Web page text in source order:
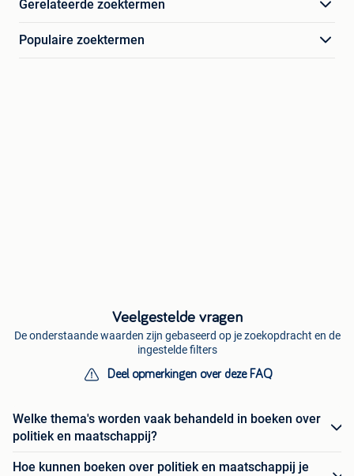
Gerelateerde zoektermen
Populaire zoektermen
Veelgestelde vragen
De onderstaande waarden zijn gebaseerd op je zoekopdracht en de
ingestelde filters
Deel opmerkingen over deze FAQ
Welke thema's worden vaak behandeld in boeken over
politiek en maatschappij?
Hoe kunnen boeken over politiek en maatschappij je